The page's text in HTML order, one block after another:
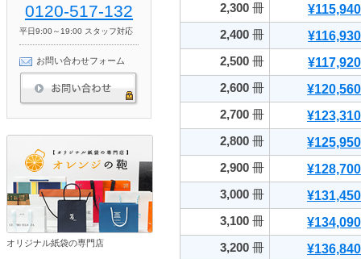
0120-517-132
平日9:00～19:00 スタッフ対応
お問い合わせフォーム
オリジナル紙袋の専門店
2,300 冊
¥115,940
2,400 冊
¥116,930
2,500 冊
¥117,920
2,600 冊
¥120,560
2,700 冊
¥123,310
2,800 冊
¥125,950
2,900 冊
¥128,700
3,000 冊
¥131,450
3,100 冊
¥134,090
3,200 冊
¥136,840